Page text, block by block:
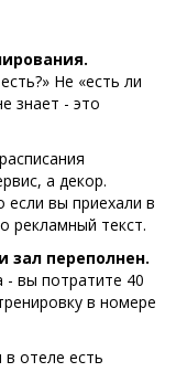
Не «есть ли
знает - это
а декор.
вы приехали в
рекламный текст.
зал переполнен.
- вы потратите 40
в номере
в отеле есть